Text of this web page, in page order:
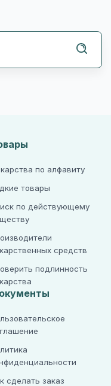
по алфавиту
товары
по действующему
средств
подлинность
сделать заказ